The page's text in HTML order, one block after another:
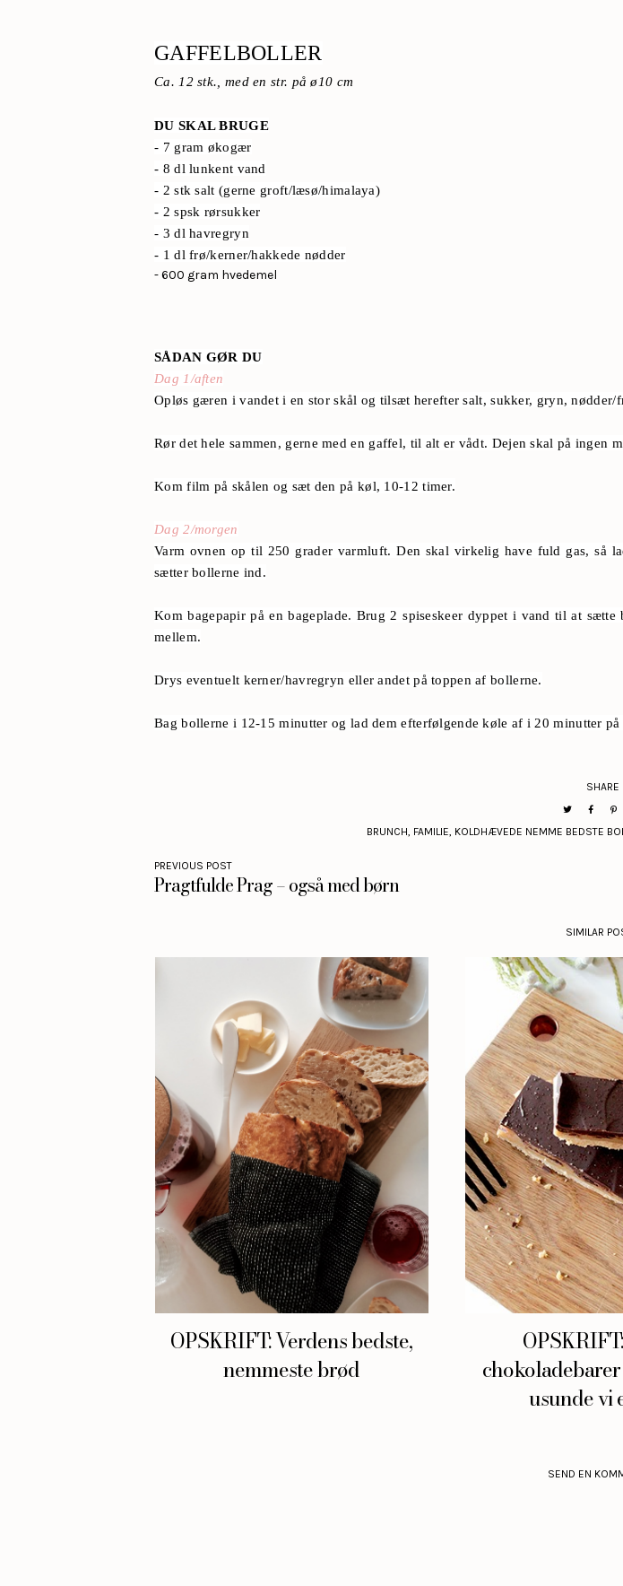
GAFFELBOLLER
Ca. 12 stk., med en str. på ø10 cm
DU SKAL BRUGE
- 7 gram økogær
- 8 dl lunkent vand
- 2 stk salt (gerne groft/læsø/himalaya)
- 2 spsk rørsukker
- 3 dl havregryn
- 1 dl frø/kerner/hakkede nødder
- 600 gram hvedemel
SÅDAN GØR DU
Dag 1/aften
Opløs gæren i vandet i en stor skål og tilsæt herefter salt, sukker, gryn, nødder/
Rør det hele sammen, gerne med en gaffel, til alt er vådt. Dejen skal på ingen
Kom film på skålen og sæt den på køl, 10-12 timer.
Dag 2/morgen
Varm ovnen op til 250 grader varmluft. Den skal virkelig have fuld gas, så
sætter bollerne ind.
Kom bagepapir på en bageplade. Brug 2 spiseskeer dyppet i vand til at
mellem.
Drys eventuelt kerner/havregryn eller andet på toppen af bollerne.
Bag bollerne i 12-15 minutter og lad dem efterfølgende køle af i 20 minutter på
SHARE
BRUNCH, FAMILIE, KOLDHÆVEDE NEMME BEDSTE
PREVIOUS POST
Pragtfulde Prag – også med børn
SIMILAR
OPSKRIFT: Verdens bedste,
nemmeste brød
usunde vi
SEND EN